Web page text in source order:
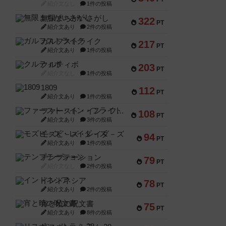
1件の投稿
322 PT
無限まちがいさがし
紹介文あり 2件の投稿
217 PT
ガルフストライク
紹介文あり 1件の投稿
203 PT
クルティボ
1件の投稿
112 PT
1809
紹介文あり 1件の投稿
108 PT
ファースト・イン・フライト
紹介文あり 3件の投稿
94 PT
モズビ－ズ・レイダ－ズ
紹介文あり 1件の投稿
79 PT
テンプテーション
2件の投稿
78 PT
インドネシア
紹介文あり 2件の投稿
75 PT
宵と暁の呪文書
紹介文あり 8件の投稿